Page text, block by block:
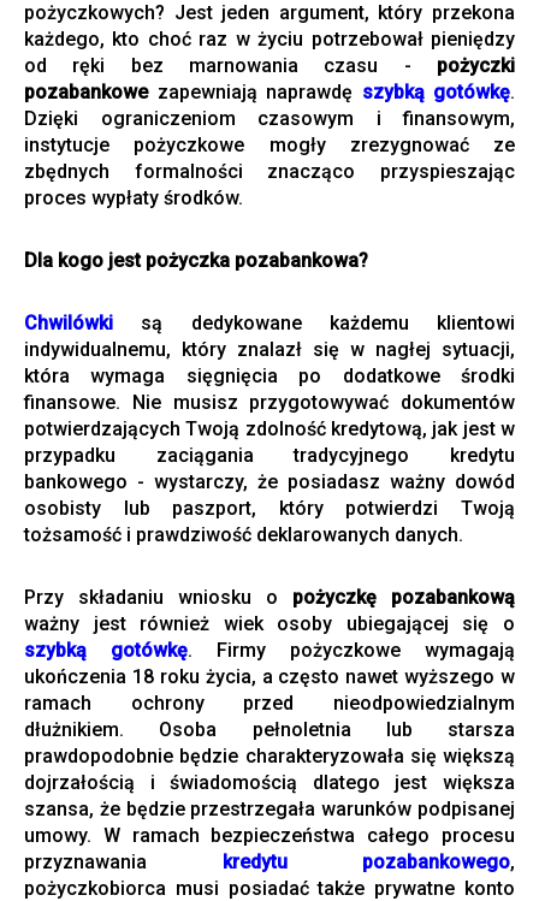
pożyczkowych? Jest jeden argument, który przekona
każdego, kto choć raz w życiu potrzebował pieniędzy
od ręki bez marnowania czasu - pożyczki
pozabankowezapewniają naprawdę szybką gotówkę.
Dzięki ograniczeniom czasowym i finansowym,
instytucje pożyczkowe mogły zrezygnować ze
zbędnych formalności znacząco przyspieszając
proces wypłaty środków.
Dla kogo jest pożyczka pozabankowa?
Chwilówki są dedykowane każdemu klientowi
indywidualnemu, który znalazł się w nagłej sytuacji,
która wymaga sięgnięcia po dodatkowe środki
finansowe. Nie musisz przygotowywać dokumentów
potwierdzających Twoją zdolność kredytową, jak jest w
przypadku zaciągania tradycyjnego kredytu
bankowego - wystarczy, że posiadasz ważny dowód
osobisty lub paszport, który potwierdzi Twoją
tożsamość i prawdziwość deklarowanych danych.
Przy składaniu wniosku o pożyczkę pozabankową
ważny jest również wiek osoby ubiegającej się o
szybką gotówkę. Firmy pożyczkowe wymagają
ukończenia 18 roku życia, a często nawet wyższego w
ramach ochrony przed nieodpowiedzialnym
dłużnikiem. Osoba pełnoletnia lub starsza
prawdopodobnie będzie charakteryzowała się większą
dojrzałością i świadomością dlatego jest większa
szansa, że będzie przestrzegała warunków podpisanej
umowy. W ramach bezpieczeństwa całego procesu
przyznawania kredytu pozabankowego,
pożyczkobiorca musi posiadać także prywatne konto